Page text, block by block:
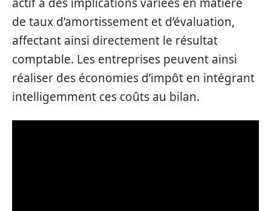
de taux d’amortissement et d’évaluation,
affectant ainsi directement le résultat
comptable. Les entreprises peuvent ainsi
réaliser des économies d’impôt en intégrant
intelligemment ces coûts au bilan.